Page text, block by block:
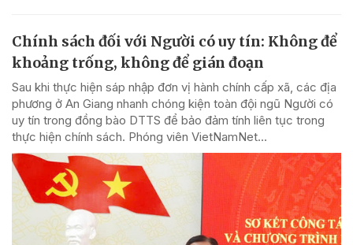
Chính sách đối với Người có uy tín: Không để
khoảng trống, không để gián đoạn
Sau khi thực hiện sáp nhập đơn vị hành chính cấp xã, các địa
phương ở An Giang nhanh chóng kiện toàn đội ngũ Người có
uy tín trong đồng bào DTTS để bảo đảm tính liên tục trong
thực hiện chính sách. Phóng viên VietNamNet...